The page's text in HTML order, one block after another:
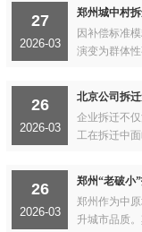
27
2026-03
郑州城中村
因补偿标准
演变为群体
26
2026-03
企业拆迁不
工在拆迁中
26
2026-03
郑州“老破小
郑州作为中
升城市品质